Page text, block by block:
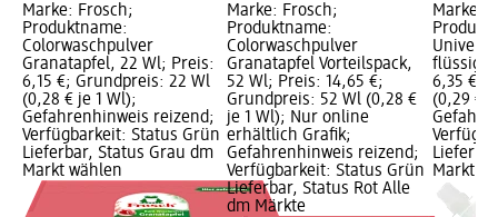
Marke: Frosch;
Produktname:
Colorwaschpulver
Granatapfel, 22 Wl; Preis:
6,15 €; Grundpreis: 22 Wl
(0,28 € je 1 Wl);
Gefahrenhinweis reizend;
Verfügbarkeit: Status Grün
Lieferbar, Status Grau dm
Markt wählen
Marke: Frosch;
Produktname:
Colorwaschpulver
Granatapfel Vorteilspack,
52 Wl; Preis: 14,65 €;
Grundpreis: 52 Wl (0,28 €
je 1 Wl); Nur online
erhältlich Grafik;
Gefahrenhinweis reizend;
Verfügbarkeit: Status Grün
Lieferbar, Status Rot Alle
dm Märkte
Marke:
flüssig,
6,35 €;
(0,29 €
Markt